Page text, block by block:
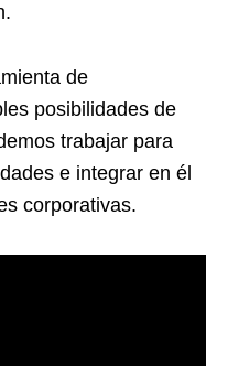
de
posibilidades de
trabajar para
e integrar en él
corporativas.